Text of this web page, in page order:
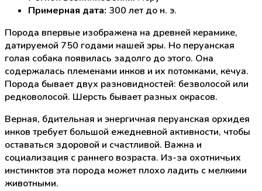
Примерная дата: 300 лет до н. э.
Порода впервые изображена на древней керамике,
датируемой 750 годами нашей эры. Но перуанская
голая собака появилась задолго до этого. Она
содержалась племенами инков и их потомками, кечуа.
Порода бывает двух разновидностей: безволосой или
редковолосой. Шерсть бывает разных окрасов.
Верная, бдительная и энергичная перуанская орхидея
инков требует большой ежедневной активности, чтобы
оставаться здоровой и счастливой. Важна и
социализация с раннего возраста. Из-за охотничьих
инстинктов эта порода может плохо ладить с мелкими
животными.